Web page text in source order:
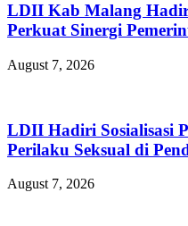
LDII Kab Malang
Perkuat Sinergi
August 7, 2026
LDII Hadiri Sosialisasi
Perilaku Seksual di
August 7, 2026